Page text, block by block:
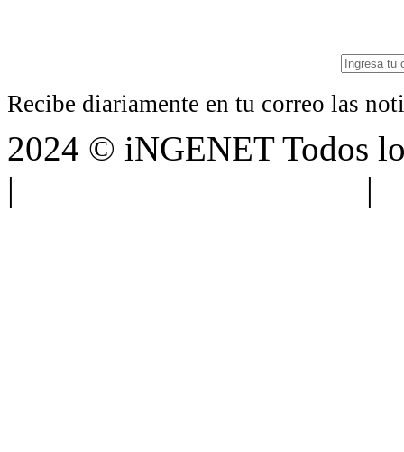
Recibe diariamente en tu correo las
2024 © iNGENET Todos
|
|